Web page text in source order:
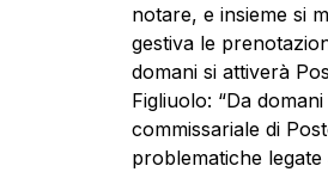
notare, e insieme si
gestiva le
domani si attiverà
Figliuolo: “Da
commissariale di
problematiche legate